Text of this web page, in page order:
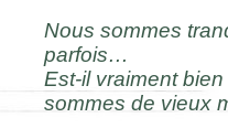
Nous sommes
parfois…
Est-il vraiment
sommes de vieux